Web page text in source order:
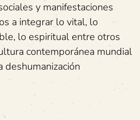
y manifestaciones
a integrar lo vital, lo
lo espiritual entre otros
contemporánea mundial
deshumanización